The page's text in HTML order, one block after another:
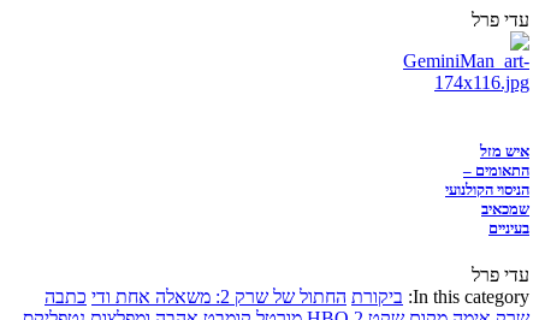
עדי פרל
איש מזל
התאומים –
הניסוי הקולנועי
שמכאיב
בעיניים
עדי פרל
In this category: ביקורת החתול של שרק 2: משאלה אחת ודי
כתבה